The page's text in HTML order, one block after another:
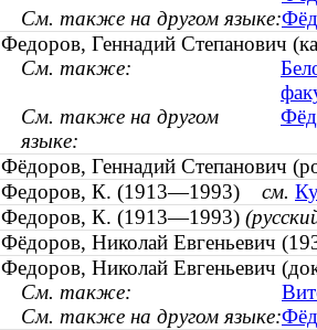
См. также на другом языке:
Федоров, Геннадий Степанович
См. также:
См. также на другом
языке:
Фёдоров, Геннадий Степанович
Федоров, К. (1913—1993) см.
Федоров, К. (1913—1993)
Фёдоров, Николай Евгеньевич
Федоров, Николай Евгеньевич
См. также:
См. также на другом языке: